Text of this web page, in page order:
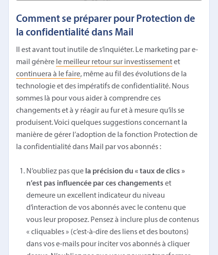
Comment se préparer pour Protection de
la confidentialité dans Mail
Il est avant tout inutile de s’inquiéter. Le marketing par e-
mail génère le meilleur retour sur investissementet
continuera à le faire, même au fil des évolutions de la
technologie et des impératifs de confidentialité. Nous
sommes là pour vous aider à comprendre ces
changements et à y réagir au fur et à mesure qu’ils se
produisent. Voici quelques suggestions concernant la
manière de gérer l’adoption de la fonction Protection de
la confidentialité dans Mail par vos abonnés :
N’oubliez pas que la précision du « taux de clics »
n’est pas influencée par ces changements et
demeure un excellent indicateur du niveau
d’interaction de vos abonnés avec le contenu que
vous leur proposez. Pensez à inclure plus de contenus
« cliquables » (c’est-à-dire des liens et des boutons)
dans vos e-mails pour inciter vos abonnés à cliquer